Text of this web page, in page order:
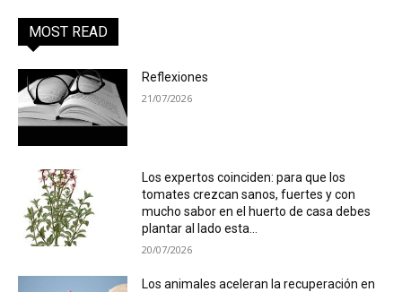
MOST READ
Reflexiones
21/07/2026
Los expertos coinciden: para que los
tomates crezcan sanos, fuertes y con
mucho sabor en el huerto de casa debes
plantar al lado esta...
20/07/2026
Los animales aceleran la recuperación en